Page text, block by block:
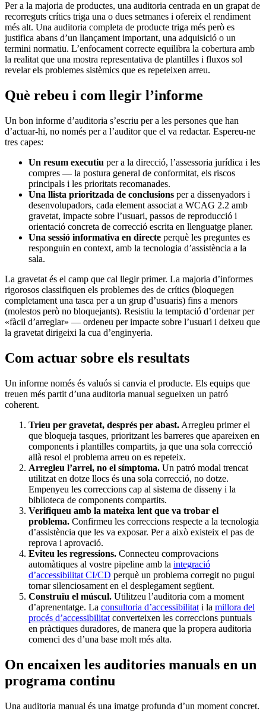
Per a la majoria de productes, una auditoria centrada en un grapat de
recorreguts crítics triga una o dues setmanes i ofereix el rendiment
més alt. Una auditoria completa de producte triga més però es
justifica abans d’un llançament important, una adquisició o un
termini normatiu. L’enfocament correcte equilibra la cobertura amb
la realitat que una mostra representativa de plantilles i fluxos sol
revelar els problemes sistèmics que es repeteixen arreu.
Què rebeu i com llegir l’informe
Un bon informe d’auditoria s’escriu per a les persones que han
d’actuar-hi, no només per a l’auditor que el va redactar. Espereu-ne
tres capes:
Un resum executiu per a la direcció, l’assessoria jurídica i les
compres — la postura general de conformitat, els riscos
principals i les prioritats recomanades.
Una llista prioritzada de conclusions per a dissenyadors i
desenvolupadors, cada element associat a WCAG 2.2 amb
gravetat, impacte sobre l’usuari, passos de reproducció i
orientació concreta de correcció escrita en llenguatge planer.
Una sessió informativa en directe perquè les preguntes es
responguin en context, amb la tecnologia d’assistència a la
sala.
La gravetat és el camp que cal llegir primer. La majoria d’informes
rigorosos classifiquen els problemes des de crítics (bloquegen
completament una tasca per a un grup d’usuaris) fins a menors
(molestos però no bloquejants). Resistiu la temptació d’ordenar per
«fàcil d’arreglar» — ordeneu per impacte sobre l’usuari i deixeu que
la gravetat dirigeixi la cua d’enginyeria.
Com actuar sobre els resultats
Un informe només és valuós si canvia el producte. Els equips que
treuen més partit d’una auditoria manual segueixen un patró
coherent.
Trieu per gravetat, després per abast. Arregleu primer el
que bloqueja tasques, prioritzant les barreres que apareixen en
components i plantilles compartits, ja que una sola correcció
allà resol el problema arreu on es repeteix.
Arregleu l’arrel, no el símptoma. Un patró modal trencat
utilitzat en dotze llocs és una sola correcció, no dotze.
Empenyeu les correccions cap al sistema de disseny i la
biblioteca de components compartits.
Verifiqueu amb la mateixa lent que va trobar el
problema. Confirmeu les correccions respecte a la tecnologia
d’assistència que les va exposar. Per a això existeix el pas de
reprova i aprovació.
Eviteu les regressions. Connecteu comprovacions
automàtiques al vostre pipeline amb la integració
d’accessibilitat CI/CD perquè un problema corregit no pugui
tornar silenciosament en el desplegament següent.
Construïu el múscul. Utilitzeu l’auditoria com a moment
d’aprenentatge. La consultoria d’accessibilitat i la millora del
procés d’accessibilitat converteixen les correccions puntuals
en pràctiques duradores, de manera que la propera auditoria
comenci des d’una base molt més alta.
On encaixen les auditories manuals en un
programa continu
Una auditoria manual és una imatge profunda d’un moment concret.